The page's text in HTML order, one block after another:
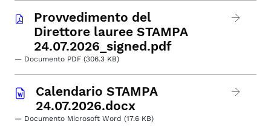
Provvedimento del
Direttore lauree STAMPA
24.07.2026_signed.pdf
— Documento PDF (306.3 KB)
Calendario STAMPA
24.07.2026.docx
— Documento Microsoft Word (17.6 KB)